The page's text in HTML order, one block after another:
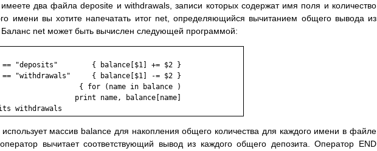
два файла deposite и withdrawals, записи которых содержат имя поля и количество
имени вы хотите напечатать итог net, определяющийся вычитанием общего вывода из
net может быть вычислен следующей программой:
"deposits"        { balance[$1] += $2 }
"withdrawals"     { balance[$1] -= $2 }
{ for (name in balance )
print name, balance[name]
withdrawals
массив balance для накопления общего количества для каждого имени в файле
вычитает соответствующий вывод из каждого общего депозита. Оператор END